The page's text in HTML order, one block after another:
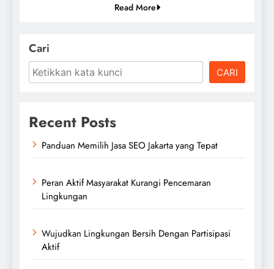
Read More
Cari
CARI
Recent Posts
Panduan Memilih Jasa SEO Jakarta yang Tepat
Peran Aktif Masyarakat Kurangi Pencemaran
Lingkungan
Wujudkan Lingkungan Bersih Dengan Partisipasi
Aktif